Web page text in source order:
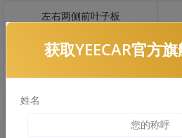
左右两侧前叶子板
反光镜
后保险杠
获取YEECAR官方
姓名